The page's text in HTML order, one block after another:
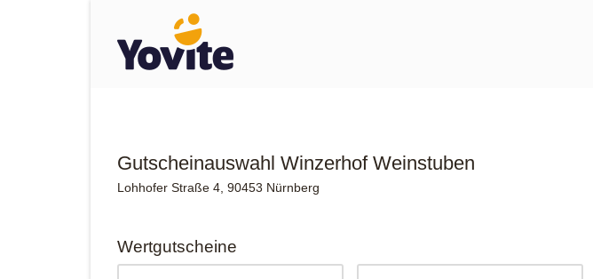
Gutscheinauswahl Winzerhof Weinstuben
Lohhofer Straße 4, 90453 Nürnberg
Wertgutscheine